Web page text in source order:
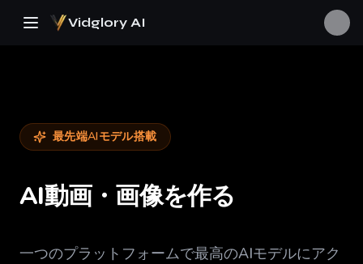
Vidglory AI
最先端AIモデル搭載
AI動画・画像を作る
一つのプラットフォームで最高のAIモデルにアク